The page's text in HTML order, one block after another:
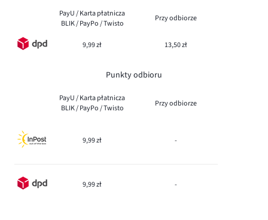
PayU / Karta płatnicza
BLIK / PayPo / Twisto
Przy odbiorze
9,99 zł 13,50 zł
Punkty odbioru
PayU / Karta płatnicza
BLIK / PayPo / Twisto
Przy odbiorze
9,99 zł -
9,99 zł -